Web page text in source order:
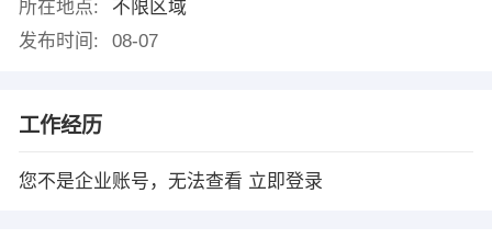
所在地点:
不限区域
发布时间:
08-07
工作经历
您不是企业账号，无法查看 立即登录